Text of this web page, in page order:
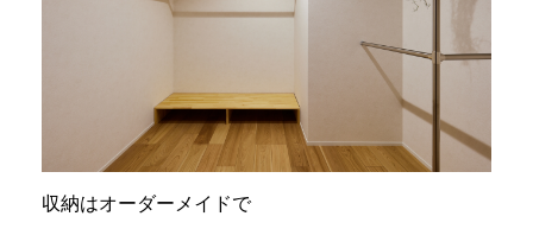
収納はオーダーメイドで